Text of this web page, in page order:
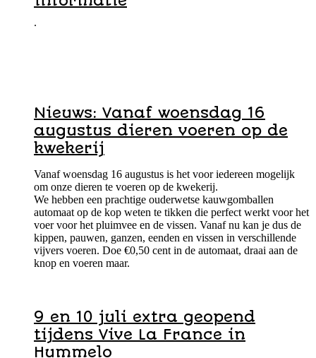
.
Nieuws: Vanaf woensdag 16
augustus dieren voeren op de
kwekerij
Vanaf woensdag 16 augustus is het voor iedereen mogelijk
om onze dieren te voeren op de kwekerij.
We hebben een prachtige ouderwetse kauwgomballen
automaat op de kop weten te tikken die perfect werkt voor het
voer voor het pluimvee en de vissen. Vanaf nu kan je dus de
kippen, pauwen, ganzen, eenden en vissen in verschillende
vijvers voeren. Doe €0,50 cent in de automaat, draai aan de
knop en voeren maar.
9 en 10 juli extra geopend
tijdens Vive La France in
Hummelo